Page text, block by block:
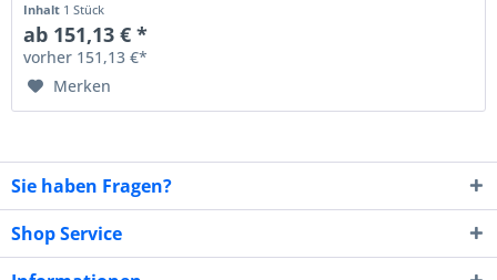
Inhalt 1 Stück
ab 151,13 € *
vorher 151,13 €*
Merken
Sie haben Fragen?
Shop Service